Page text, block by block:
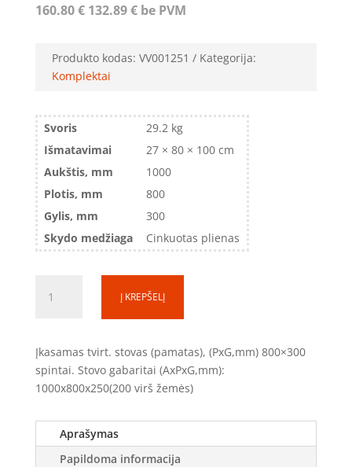
160.80€ 132.89€be PVM
Produkto kodas: VV001251
Kategorija:
Komplektai
Svoris
29.2 kg
Išmatavimai
27 × 80 × 100 cm
Aukštis, mm
1000
Plotis, mm
800
Gylis, mm
300
Skydo medžiaga
Cinkuotas plienas
kiekis:
(800
mm
po
200mm
Į KREPŠELĮ
Įkasamas tvirt. stovas (pamatas), (PxG,mm) 800×300
spintai. Stovo gabaritai (AxPxG,mm):
1000x800x250(200 virš žemės)
Aprašymas
Papildoma informacija